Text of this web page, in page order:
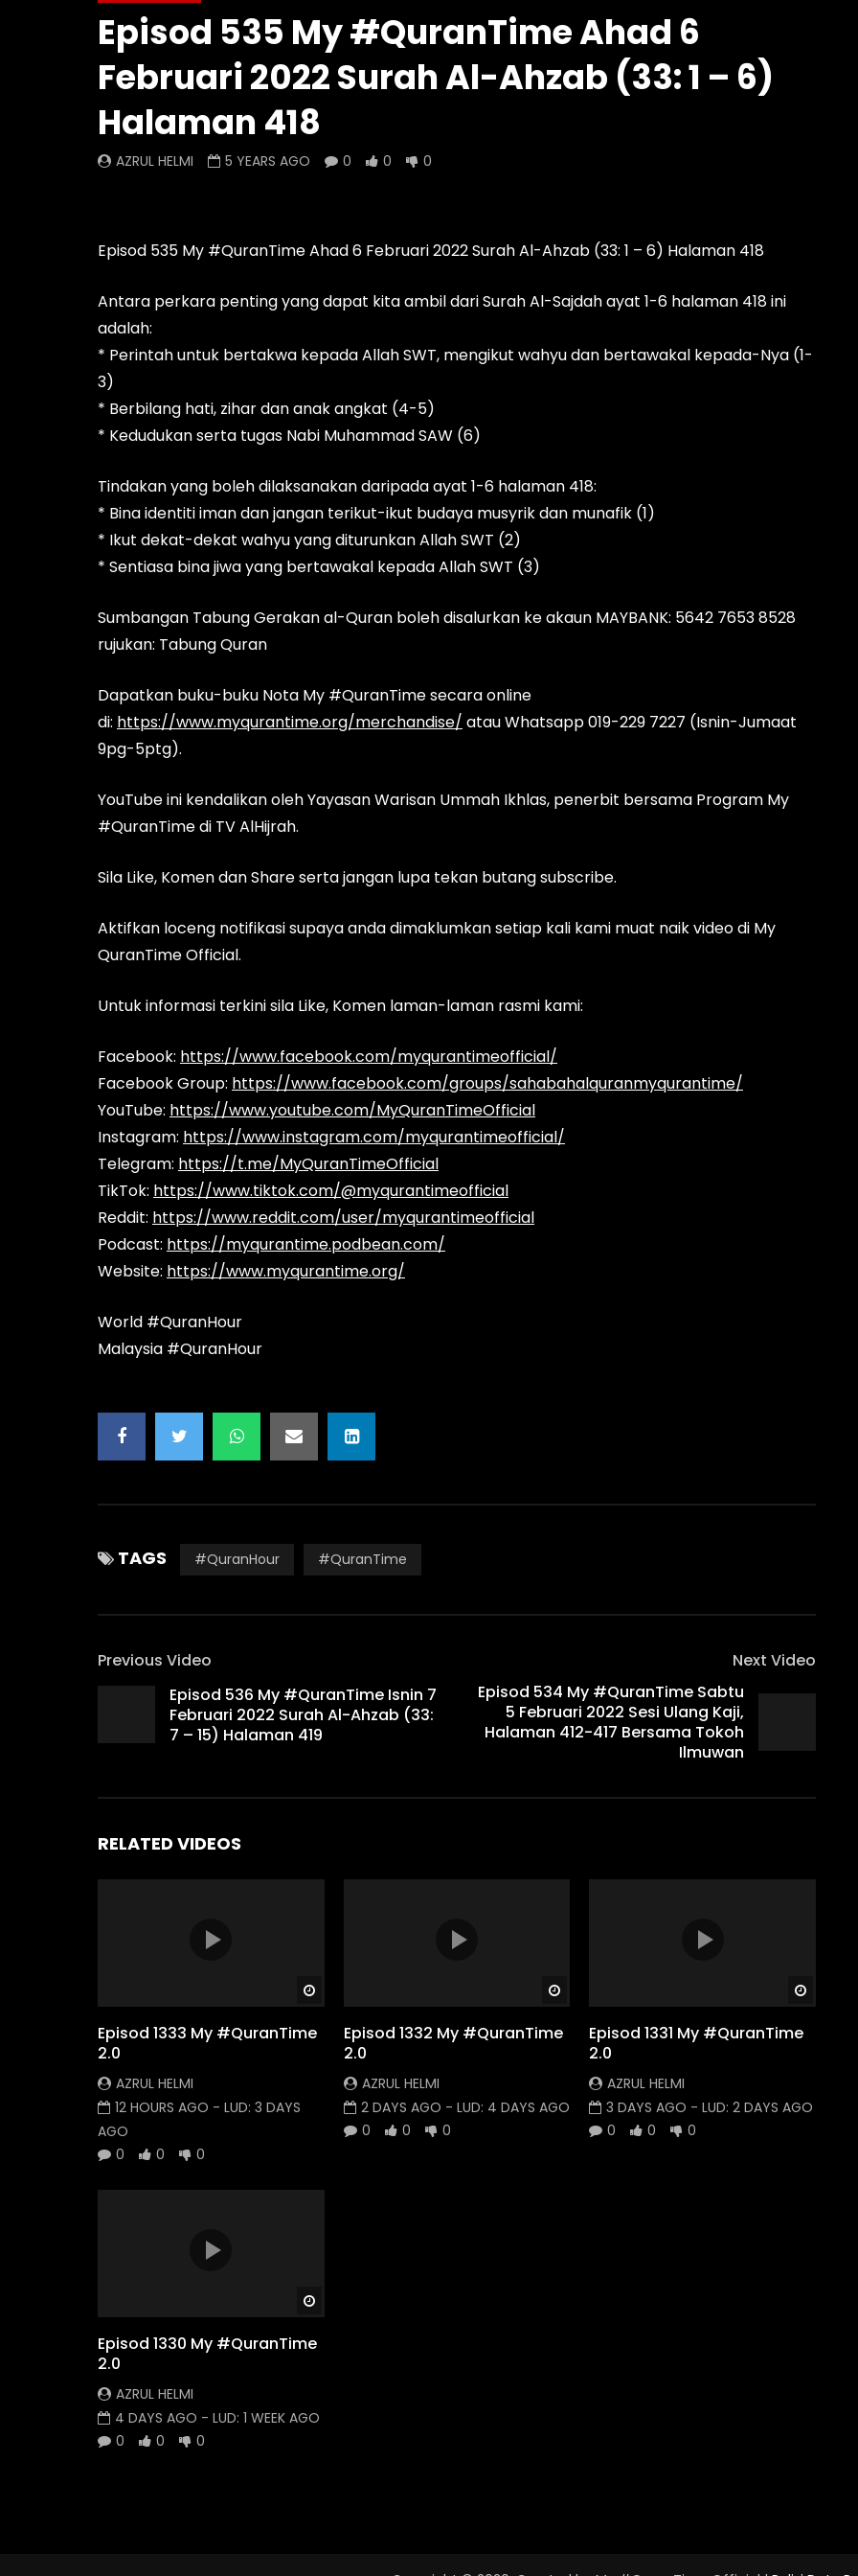
Episod 1333 My #QuranTime
2.0
AZRUL HELMI
12 HOURS AGO - LUD: 3 DAYS AGO
0
0 0
Episod 1332 My #QuranTime
AZRUL HELMI
Episod 1331 My #QuranTime 2.0
AZRUL HELMI
3 DAYS AGO
- LUD:
Episod 535 My #QuranTime Ahad 6
Februari 2022 Surah Al-Ahzab (33: 1 – 6)
Halaman 418
AZRUL HELMI 5 YEARS AGO 0 0 0
Episod 535 My #QuranTime Ahad 6 Februari 2022 Surah Al-Ahzab (33: 1 – 6) Halaman 418
Antara perkara penting yang dapat kita ambil dari Surah Al-Sajdah ayat 1-6 halaman 418 ini
adalah:
* Perintah untuk bertakwa kepada Allah SWT, mengikut wahyu dan bertawakal kepada-Nya (1-
3)
* Berbilang hati, zihar dan anak angkat (4-5)
* Kedudukan serta tugas Nabi Muhammad SAW (6)
Tindakan yang boleh dilaksanakan daripada ayat 1-6 halaman 418:
* Bina identiti iman dan jangan terikut-ikut budaya musyrik dan munafik (1)
* Ikut dekat-dekat wahyu yang diturunkan Allah SWT (2)
* Sentiasa bina jiwa yang bertawakal kepada Allah SWT (3)
Sumbangan Tabung Gerakan al-Quran boleh disalurkan ke akaun MAYBANK: 5642 7653 8528
rujukan: Tabung Quran
Dapatkan buku-buku Nota My #QuranTime secara online
di: https://www.myqurantime.org/merchandise/ atau Whatsapp 019-229 7227 (Isnin-Jumaat
9pg-5ptg).
YouTube ini kendalikan oleh Yayasan Warisan Ummah Ikhlas, penerbit bersama Program My
#QuranTime di TV AlHijrah.
Sila Like, Komen dan Share serta jangan lupa tekan butang subscribe.
Aktifkan loceng notifikasi supaya anda dimaklumkan setiap kali kami muat naik video di My
QuranTime Official.
Untuk informasi terkini sila Like, Komen laman-laman rasmi kami:
Facebook: https://www.facebook.com/myqurantimeofficial/
Facebook Group: https://www.facebook.com/groups/sahabahalquranmyqurantime/
YouTube: https://www.youtube.com/MyQuranTimeOfficial
Instagram: https://www.instagram.com/myqurantimeofficial/
Telegram: https://t.me/MyQuranTimeOfficial
TikTok: https://www.tiktok.com/@myqurantimeofficial
Reddit: https://www.reddit.com/user/myqurantimeofficial
Podcast: https://myqurantime.podbean.com/
Website: https://www.myqurantime.org/
World #QuranHour
Malaysia #QuranHour
TAGS #QuranHour #QuranTime
Previous Video
Episod 536 My #QuranTime Isnin 7
Februari 2022 Surah Al-Ahzab (33:
7 – 15) Halaman 419
Next Video
Episod 534 My #QuranTime Sabtu
5 Februari 2022 Sesi Ulang Kaji,
Halaman 412-417 Bersama Tokoh
Ilmuwan
RELATED VIDEOS
Episod 1333 My #QuranTime
2.0
AZRUL HELMI
12 HOURS AGO - LUD: 3 DAYS
AGO
0
0 0
Episod 1332 My #QuranTime
2.0
AZRUL HELMI
2 DAYS AGO - LUD: 4 DAYS AGO
0
0 0
Episod 1331 My #QuranTime
2.0
AZRUL HELMI
3 DAYS AGO - LUD:2 DAYS AGO
0
0 0
Episod 1330 My #QuranTime
2.0
AZRUL HELMI
4 DAYS AGO - LUD: 1 WEEK AGO
0
0 0